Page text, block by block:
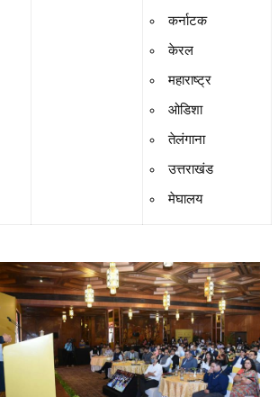
कर्नाटक
केरल
महाराष्ट्र
ओडिशा
तेलंगाना
उत्तराखंड
मेघालय